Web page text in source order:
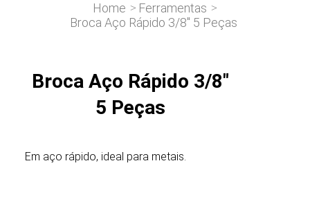
Home > Ferramentas >
Broca Aço Rápido 3/8″ 5 Peças
Broca Aço Rápido 3/8"
5 Peças
Em aço rápido, ideal para metais.